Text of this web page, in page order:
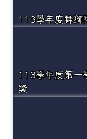
113學年度舞獅
113學年度第一
獎